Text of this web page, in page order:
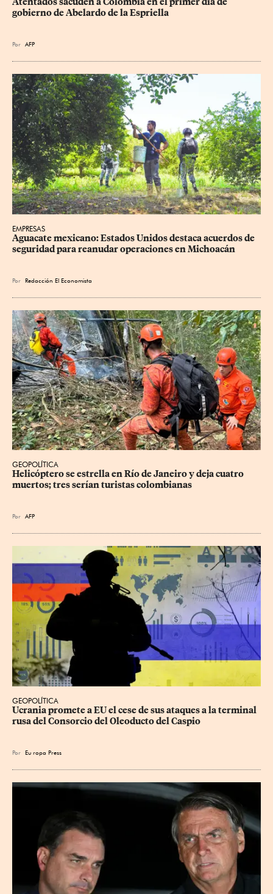
gobierno de Abelardo de la Espriella
Por AFP
EMPRESAS
Aguacate mexicano: Estados Unidos destaca acuerdos de
seguridad para reanudar operaciones en Michoacán
Por Redacción El Economista
GEOPOLÍTICA
Helicóptero se estrella en Río de Janeiro y deja cuatro
muertos; tres serían turistas colombianas
Por AFP
GEOPOLÍTICA
Ucrania promete a EU el cese de sus ataques a la terminal
rusa del Consorcio del Oleoducto del Caspio
Por Eu ropa Press